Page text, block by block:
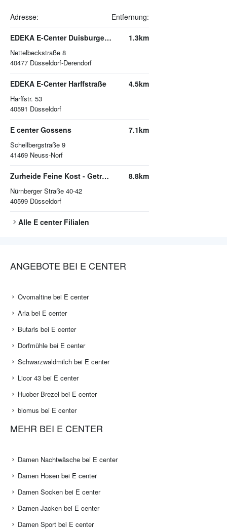
Adresse: Entfernung:
EDEKA E-Center Duisburger Straße
Nettelbeckstraße 8
40477 Düsseldorf-Derendorf
1.3km
EDEKA E-Center Harffstraße
Harffstr. 53
40591 Düsseldorf
4.5km
E center Gossens
Schellbergstraße 9
41469 Neuss-Norf
7.1km
Zurheide Feine Kost - Getränkemarkt
Nürnberger Straße 40-42
40599 Düsseldorf
8.8km
Alle E centerFilialen
ANGEBOTE BEI E CENTER
Ovomaltine bei E center
Arla bei E center
Butaris bei E center
Dorfmühle bei E center
Schwarzwaldmilch bei E center
Licor 43 bei E center
Huober Brezel bei E center
blomus bei E center
MEHR BEI E CENTER
Damen Nachtwäsche bei E center
Damen Hosen bei E center
Damen Socken bei E center
Damen Jacken bei E center
Damen Sport bei E center